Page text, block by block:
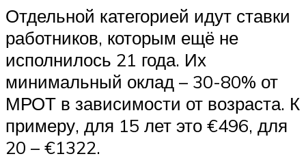
Отдельной категорией идут ставки
работников, которым ещё не
исполнилось 21 года. Их
минимальный оклад – 30-80% от
МРОТ в зависимости от возраста. К
примеру, для 15 лет это €496, для
20 – €1322.